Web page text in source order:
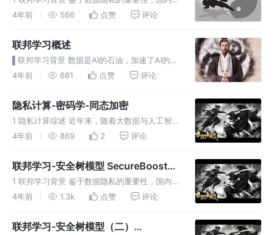
对于数据的保护意识逐步加强。2018年欧盟发
家互联网信息办公室起草的《数据安全管理办法
(征求意见稿)》因此数据
4年前 566 点赞 评论
联邦学习概述
▌联邦学习背景 数据是AI的石油，加速了AI的高
速发展，但是同时多维度高质量的数据是制约其
法律法规监管等原因，造成大量信息孤岛，导致
各个组织与机构无法将原始数
4年前 681 点赞 评论
隐私计算-密码学-同态加密
1 隐私计算综述 近年来，随着大数据与人工智能
的盛行，针对个人的个性化的推荐技术的不断发
处不在的监控与监事，比如刚刚浏览了一个网站
的商品，当去其他网站访问的时
4年前 869 2 评论
联邦学习-安全树模型 SecureBoost之
XGBoost
1 联邦学习背景 鉴于数据隐私的重要性，国内外
对于数据的保护意识逐步加强。2018年欧盟发
家互联网信息办公室起草的《数据安全管理办法
4年前 1.3k 点赞 评论
联邦学习-安全树模型（二）